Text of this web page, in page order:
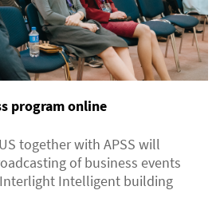
program online
together with APSS will
of business events
Intelligent building